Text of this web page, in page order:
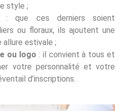
style ;
que ces derniers soient
ou floraux, ils ajoutent une
allure estivale ;
ou logo : il convient à tous et
votre personnalité et votre
d’inscriptions.